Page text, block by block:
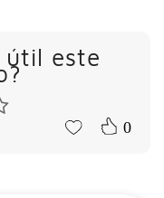
útil este
0